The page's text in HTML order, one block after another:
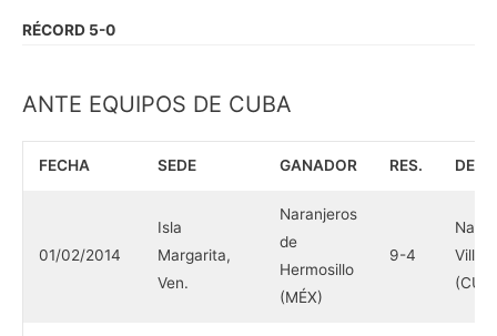
RÉCORD 5-0
ANTE EQUIPOS DE CUBA
FECHA SEDE GANADOR RES.
01/02/2014
Isla
Margarita,
Ven.
Naranjeros
de
Hermosillo
(MÉX)
9-4
Villa
(CUB)